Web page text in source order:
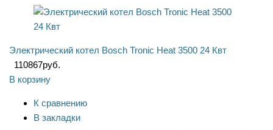
Электрический котел Bosch Tronic Heat 3500 24 Квт
110867руб.
В корзину
К сравнению
В закладки